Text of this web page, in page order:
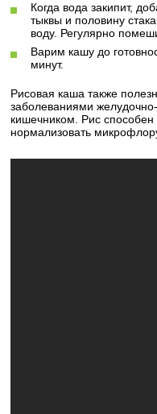
Когда вода закипит,
тыквы и половину
воду. Регулярно
Варим кашу до
минут.
Рисовая каша также
заболеваниями
кишечником. Рис способен
нормализовать